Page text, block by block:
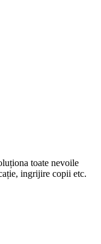
toate nevoile
ingrijire copii etc.